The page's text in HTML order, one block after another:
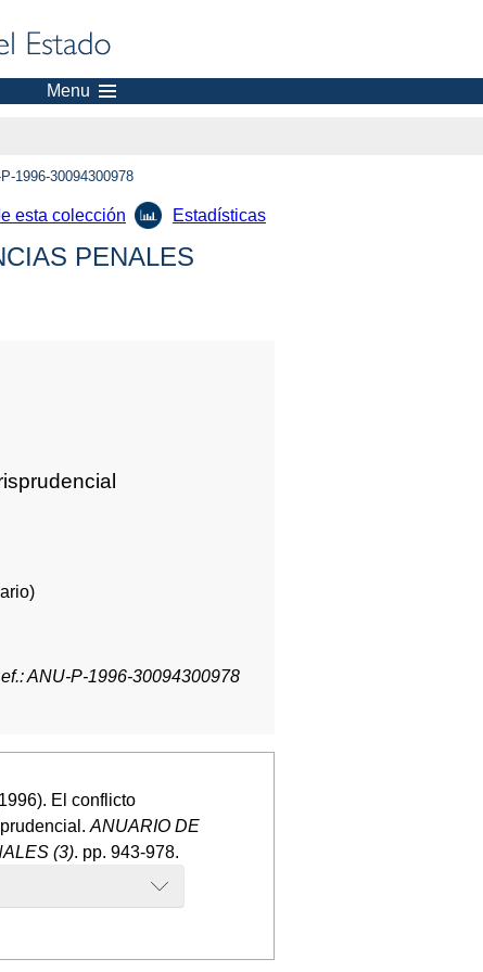
Menu
1996-30094300978
esta colección Estadísticas
PENALES
ANU-P-1996-30094300978
El conflicto
ANUARIO DE
(3). pp. 943-978.